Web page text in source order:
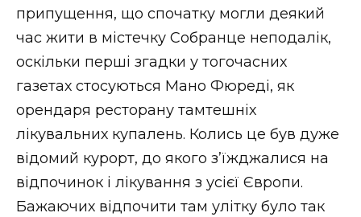
припущення, що спочатку могли деякий
час жити в містечку Собранце неподалік,
оскільки перші згадки у тогочасних
газетах стосуються Мано Фюреді, як
орендаря ресторану тамтешніх
лікувальних купалень. Колись це був дуже
відомий курорт, до якого з’їжджалися на
відпочинок і лікування з усієї Європи.
Бажаючих відпочити там улітку було так